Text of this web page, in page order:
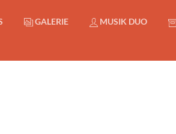
GALERIE MUSIK DUO